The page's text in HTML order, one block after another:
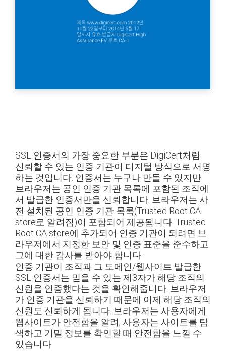
SSL 인증서의 가장 중요한 부분은 DigiCert처럼
신뢰할 수 있는 인증 기관이 디지털 방식으로 서명
하는 것입니다. 인증서는 누구나 만들 수 있지만
브라우저는 공인 인증 기관 목록에 포함된 조직에
서 발급한 인증서만을 신뢰합니다. 브라우저는 사
전 설치된 공인 인증 기관 목록(Trusted Root CA
store로 알려짐)이 포함되어 제공됩니다. Trusted
Root CA store에 추가되어 인증 기관이 되려면 브
라우저에서 지정한 보안 및 인증 표준을 준수하고
그에 대한 감사를 받아야 합니다.
인증 기관이 조직과 그 도메인/웹사이트 발급한
SSL 인증서는 믿을 수 있는 제3자가 해당 조직의
신원을 인증했다는 것을 확인해줍니다. 브라우저
가 인증 기관을 신뢰하기 때문에 이제 해당 조직의
신원도 신뢰하게 됩니다. 브라우저는 사용자에게
웹사이트가 안전함을 알려, 사용자는 사이트를 탐
색하고 기밀 정보를 확인할 때 안전함을 느낄 수
있습니다.